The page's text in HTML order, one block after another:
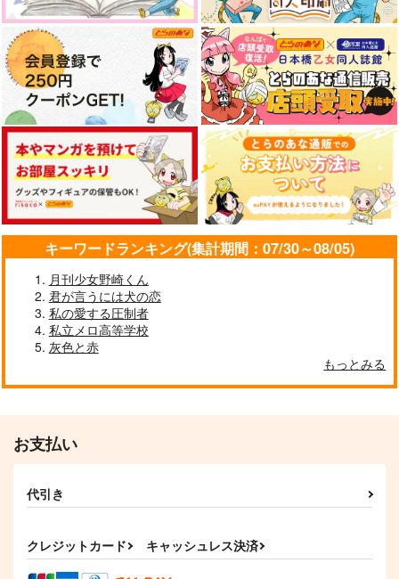
キーワードランキング(集計期間：07/30～08/05)
月刊少女野崎くん
君が言うには犬の恋
私の愛する圧制者
私立メロ高等学校
灰色と赤
もっとみる
お支払い
代引き
クレジットカード キャッシュレス決済